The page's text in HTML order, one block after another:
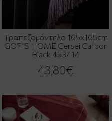
Τραπεζομάντηλο 165x165cm
GOFIS HOME Cersei Carbon
Black 453/ 14
43,80€